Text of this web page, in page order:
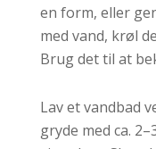
en form, eller
med vand, krøl
Brug det til at
Lav et vandbad
gryde med ca.